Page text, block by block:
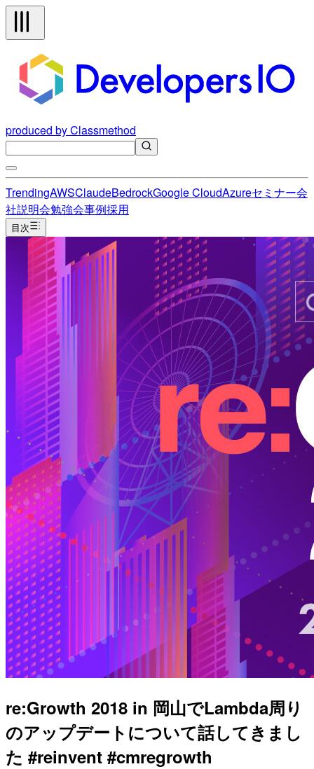
produced by Classmethod
TrendingAWSClaudeBedrockGoogle CloudAzureセミナー会
社説明会勉強会事例採用
目次
re:Growth 2018 in 岡山でLambda周り
のアップデートについて話してきまし
た #reinvent #cmregrowth